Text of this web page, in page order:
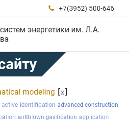
 +7(3952) 500-646
энергетики им. Л.А.
modeling [x]
active identification advanced construction
air8blown gasification application